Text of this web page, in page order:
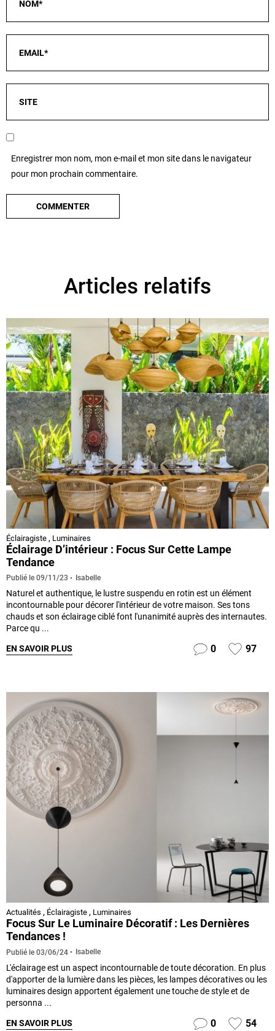
Enregistrer mon nom, mon e-mail et mon site dans le navigateur
pour mon prochain commentaire.
Articles relatifs
Éclairagiste , Luminaires
Éclairage D’intérieur : Focus Sur Cette Lampe
Tendance
Publié le 09/11/23 Isabelle
Naturel et authentique, le lustre suspendu en rotin est un élément
incontournable pour décorer l'intérieur de votre maison. Ses tons
chauds et son éclairage ciblé font l'unanimité auprès des internautes.
Parce qu ...
EN SAVOIR PLUS 0 97
Actualités , Éclairagiste , Luminaires
Focus Sur Le Luminaire Décoratif : Les Dernières
Tendances !
Publié le 03/06/24 Isabelle
L'éclairage est un aspect incontournable de toute décoration. En plus
d'apporter de la lumière dans les pièces, les lampes décoratives ou les
luminaires design apportent également une touche de style et de
personna ...
EN SAVOIR PLUS 0 54